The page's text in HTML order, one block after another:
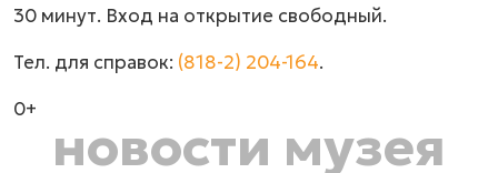
30 минут. Вход на открытие свободный.
Тел. для справок: (818-2) 204-164.
0+
новости музея